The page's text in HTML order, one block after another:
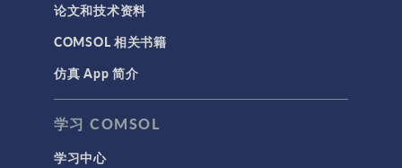
论文和技术资料
COMSOL 相关书籍
仿真 App 简介
学习 COMSOL
学习中心